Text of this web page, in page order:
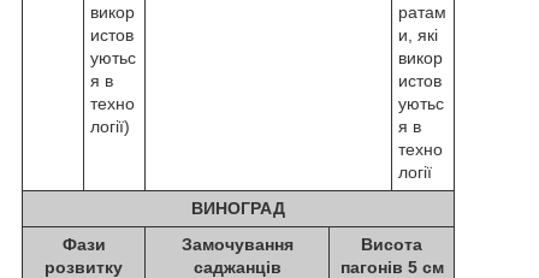
викор
истов
уютьс
я в
техно
логії)
ратам
и, які
викор
истов
уютьс
я в
техно
логії
ВИНОГРАД
Фази
розвитку
Замочування
саджанців
Висота
пагонів 5 см